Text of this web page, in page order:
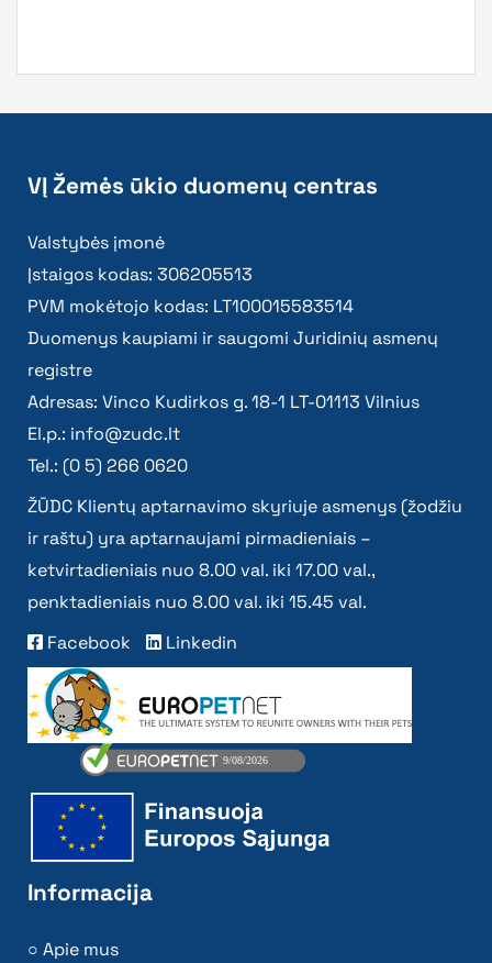
VĮ Žemės ūkio duomenų centras
Valstybės įmonė
Įstaigos kodas: 306205513
PVM mokėtojo kodas: LT100015583514
Duomenys kaupiami ir saugomi Juridinių asmenų
registre
Adresas: Vinco Kudirkos g. 18-1 LT-01113 Vilnius
El.p.: info@zudc.lt
Tel.: (0 5) 266 0620
ŽŪDC Klientų aptarnavimo skyriuje asmenys (žodžiu
ir raštu) yra aptarnaujami pirmadieniais –
ketvirtadieniais nuo 8.00 val. iki 17.00 val.,
penktadieniais nuo 8.00 val. iki 15.45 val.
Facebook
Linkedin
Informacija
Apie mus